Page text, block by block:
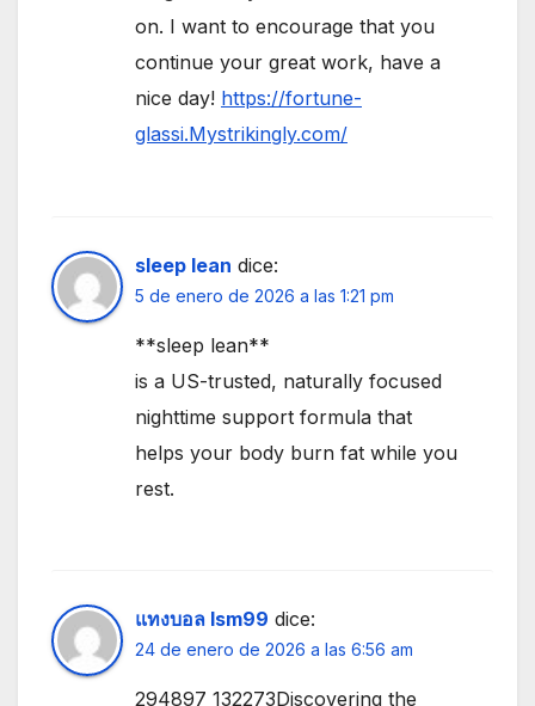
on. I want to encourage that you
continue your great work, have a
nice day! https://fortune-
glassi.Mystrikingly.com/
sleep lean dice:
5 de enero de 2026 a las 1:21 pm
**sleep lean**
is a US-trusted, naturally focused
nighttime support formula that
helps your body burn fat while you
rest.
แทงบอล lsm99 dice:
24 de enero de 2026 a las 6:56 am
294897 132273Discovering the